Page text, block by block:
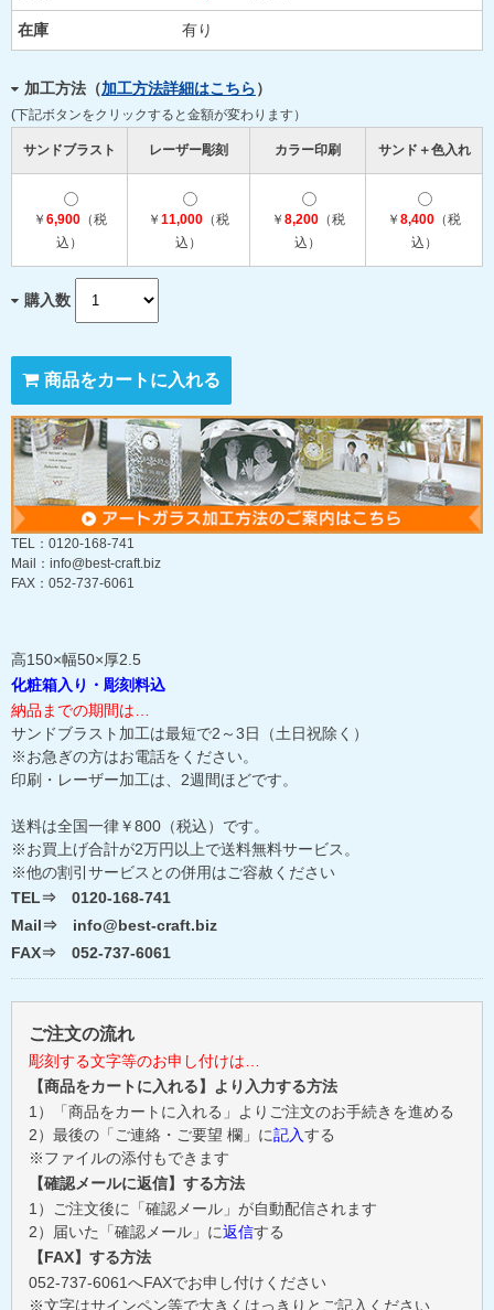
在庫 有り
加工方法（加工方法詳細はこちら）
(下記ボタンをクリックすると金額が変わります）
サンドブラスト レーザー彫刻 カラー印刷 サンド＋色入れ
￥ 6,900（税
込）
￥ 11,000 （税
込）
￥ 8,200（税
込）
￥ 8,400 （税
込）
購入数
商品をカートに入れる
TEL：0120-168-741
Mail：info@best-craft.biz
FAX：052-737-6061
高150×幅50×厚2.5
化粧箱入り・彫刻料込
納品までの期間は…
サンドブラスト加工は最短で2～3日（土日祝除く）
※お急ぎの方はお電話をください。
印刷・レーザー加工は、2週間ほどです。
送料は全国一律￥800（税込）です。
※お買上げ合計が2万円以上で送料無料サービス。
※他の割引サービスとの併用はご容赦ください
TEL⇒ 0120-168-741
Mail⇒ info@best-craft.biz
FAX⇒ 052-737-6061
ご注文の流れ
彫刻する文字等のお申し付けは…
【商品をカートに入れる】より入力する方法
1）「商品をカートに入れる」よりご注文のお手続きを進める
2）最後の「ご連絡・ご要望 欄」に記入する
※ファイルの添付もできます
【確認メールに返信】する方法
1）ご注文後に「確認メール」が自動配信されます
2）届いた「確認メール」に返信する
【FAX】する方法
052-737-6061へFAXでお申し付けください
※文字はサインペン等で大きくはっきりとご記入ください